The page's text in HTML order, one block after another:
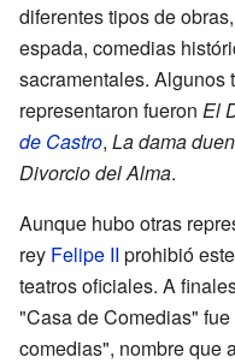
diferentes tipos de
espada, comedias
sacramentales. Algunos
representaron fueron El
de Castro, La dama
Divorcio del Alma.
Aunque hubo otras
rey Felipe II prohibió
teatros oficiales. A
"Casa de Comedias"
comedias", nombre que